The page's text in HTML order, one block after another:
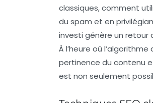
classiques, comment
du spam et en
investi génère un retour
À l’heure où
pertinence du contenu
est non seulement